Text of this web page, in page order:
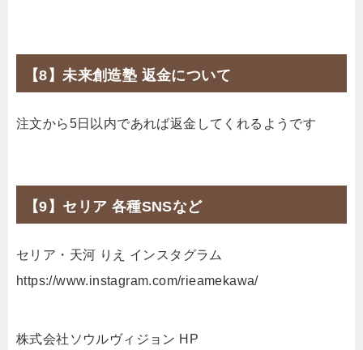
【8】未来創造塾 返金について
注文から5日以内であれば返金してくれるようです
【9】セリア 各種SNSなど
セリア・天河 りえ インスタグラム
https://www.instagram.com/rieamekawa/
株式会社ソウルヴィジョン HP